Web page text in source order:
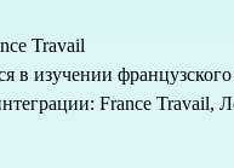
Travail
в изучении
France Travail,